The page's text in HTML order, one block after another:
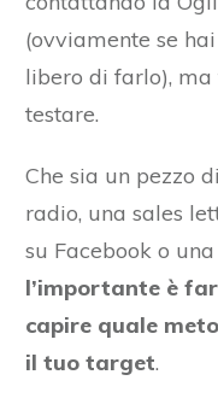
(ovviamente se
libero di farlo),
testare.
Che sia un pezzo
radio, una sales
su Facebook o
l’importante è
capire quale
il tuo target.